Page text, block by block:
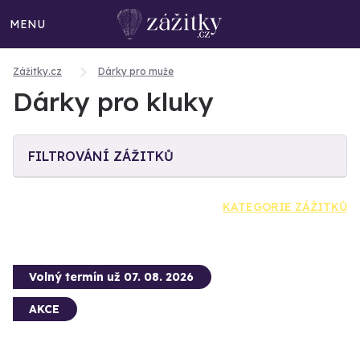
MENU
Zážitky.cz Dárky pro muže
Dárky pro kluky
FILTROVÁNÍ ZÁŽITKŮ
KATEGORIE ZÁŽITKŮ
Volný termín už 07. 08. 2026
AKCE